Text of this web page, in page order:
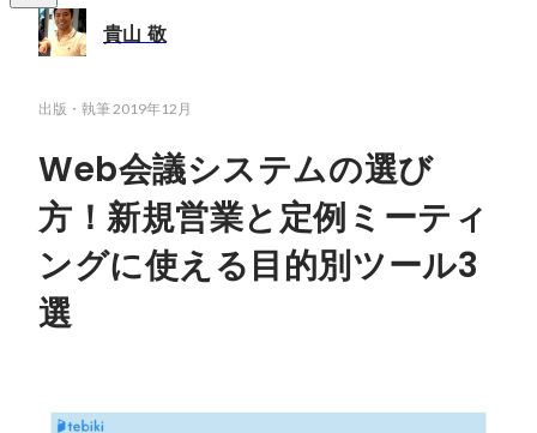
貴山 敬
出版・執筆2019年12月
Web会議システムの選び
方！新規営業と定例ミーティ
ングに使える目的別ツール3
選